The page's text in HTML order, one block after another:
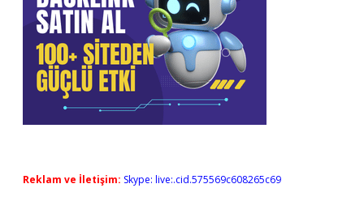
Reklam ve İletişim: Skype: live:.cid.575569c608265c69